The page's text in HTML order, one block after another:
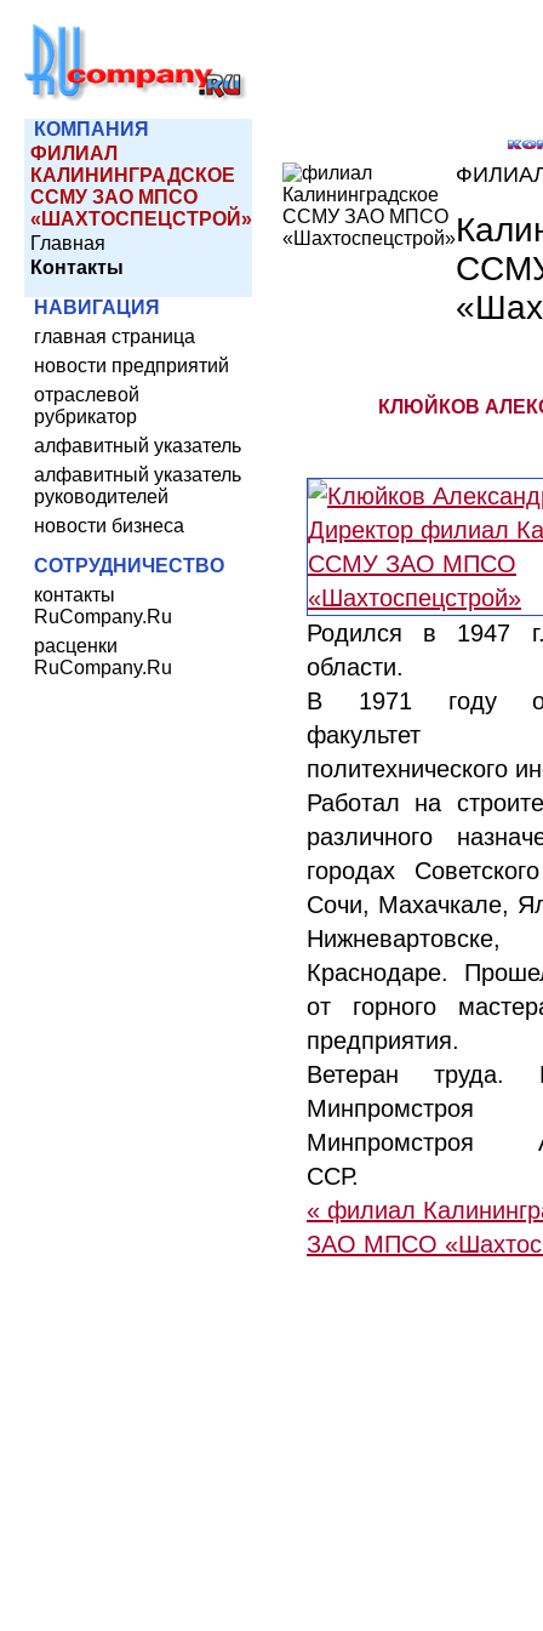
КОМПАНИЯ
ФИЛИАЛ
КАЛИНИНГРАДСКОЕ
ССМУ ЗАО МПСО
«ШАХТОСПЕЦСТРОЙ»
Главная
Контакты
НАВИГАЦИЯ
главная страница
новости предприятий
отраслевой
рубрикатор
алфавитный указатель
алфавитный указатель
руководителей
новости бизнеса
СОТРУДНИЧЕСТВО
контакты
RuCompany.Ru
расценки
RuCompany.Ru
КЛЮЙКОВ
Родился в 1947
области.
В 1971 году
факультет
политехнического
Работал на
различного
городах
Сочи, Махачкале,
Нижневартовске,
Краснодаре.
от горного
предприятия.
Ветеран труда.
Минпромстроя
ССР.
« филиал
ЗАО МПСО